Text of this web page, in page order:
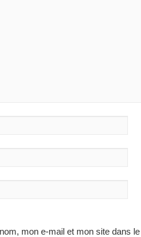
mon e-mail et mon site dans